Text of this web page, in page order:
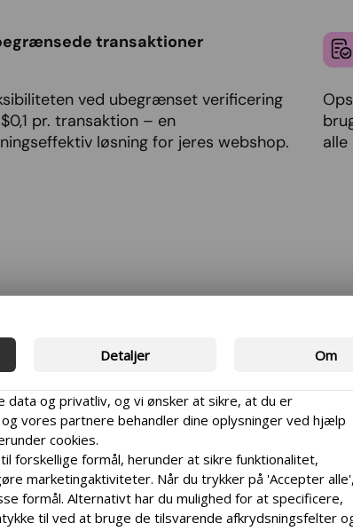
transaktioner
ved ubegrænset verificering
pr. transaktion – en
løsning for jeres webshop.
alle
Detaljer Om
data og privatliv, og vi ønsker at sikre, at du er
vores partnere behandler dine oplysninger ved hjælp
cookies.
forskellige formål, herunder at sikre funktionalitet,
marketingaktiviteter. Når du trykker på 'Accepter alle',
formål. Alternativt har du mulighed for at specificere,
til ved at bruge de tilsvarende afkrydsningsfelter